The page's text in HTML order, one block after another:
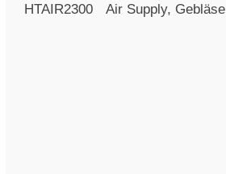
HTAIR2300 Air Supply, Gebläse